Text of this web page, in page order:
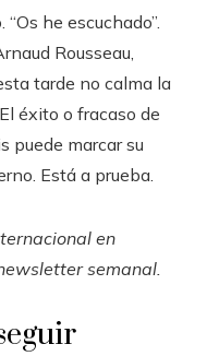
he escuchado”.
Rousseau,
tarde no calma la
éxito o fracaso de
puede marcar su
Está a prueba.
en
semanal.